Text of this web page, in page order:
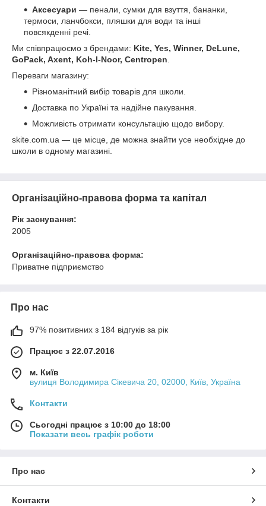
Аксесуари — пенали, сумки для взуття, бананки,
термоси, ланчбокси, пляшки для води та інші
повсякденні речі.
Ми співпрацюємо з брендами: Kite, Yes, Winner, DeLune,
GoPack, Axent, Koh-I-Noor, Centropen
Переваги магазину:
Різноманітний вибір товарів для школи.
Доставка по Україні та надійне пакування.
Можливість отримати консультацію щодо вибору.
skite.com.ua — це місце, де можна знайти усе необхідне до
школи в одному магазині.
Організаційно-правова форма та капітал
Рік заснування:
2005
Організаційно-правова форма:
Приватне підприємство
Про нас
97% позитивних з 184 відгуків за рік
Працює з 22.07.2016
м. Київ
вулиця Володимира Сікевича 20, 02000, Київ, Україна
Контакти
Сьогодні працює з 10:00 до 18:00
Показати весь графік роботи
Про нас
Контакти